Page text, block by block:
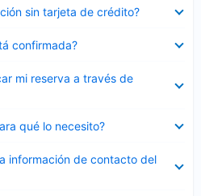
sin tarjeta de crédito?
confirmada?
mi reserva a través de
qué lo necesito?
información de contacto del